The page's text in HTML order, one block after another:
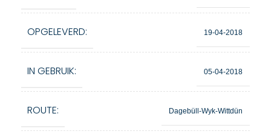
OPGELEVERD: 19-04-2018
IN GEBRUIK: 05-04-2018
ROUTE: Dagebüll-Wyk-Wittdün